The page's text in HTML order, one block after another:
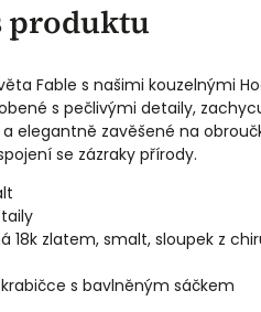
produktu
Fable s našimi kouzelnými
s pečlivými detaily,
elegantně zavěšené na
se zázraky přírody.
18k zlatem, smalt, sloupek z
s bavlněným sáčkem